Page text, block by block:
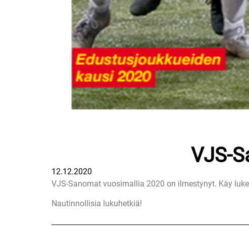
VJS-
12.12.2020
VJS-Sanomat vuosimallia 2020 on ilmestynyt. Käy
Nautinnollisia lukuhetkiä!